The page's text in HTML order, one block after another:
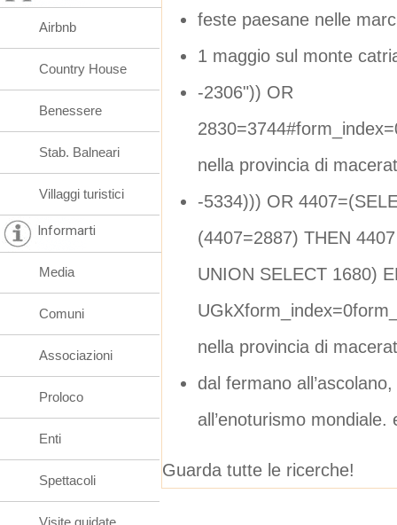
feste paesane nelle
1 maggio sul monte
-2306")) OR
nella provincia di
-5334))) OR
(4407=2887) THEN
UNION SELECT 1680)
nella provincia di
dal fermano
all’enoturismo mondiale.
Guarda tutte le ricerche!
Airbnb
Country House
Benessere
Stab. Balneari
Villaggi turistici
Informarti
Media
Comuni
Associazioni
Proloco
Enti
Spettacoli
Visite guidate